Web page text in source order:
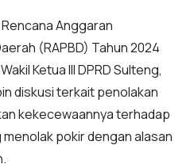
Anggaran
(RAPBD) Tahun 2024
Ketua III DPRD Sulteng,
diskusi terkait penolakan
kekecewaannya terhadap
pokir dengan alasan